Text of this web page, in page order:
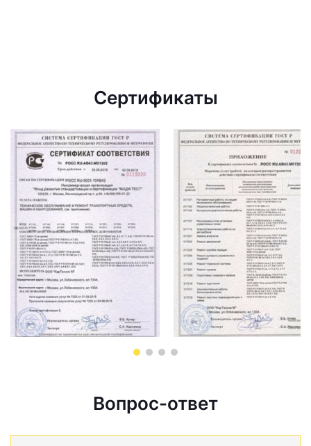
Сертификаты
Вопрос-ответ